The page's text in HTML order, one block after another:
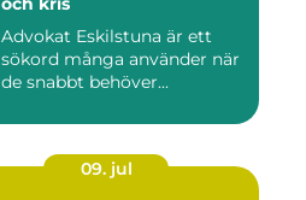
Advokat Eskilstuna är ett
sökord många använder när
de snabbt behöver...
09. jul